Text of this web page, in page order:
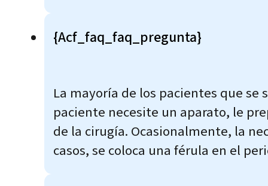
{acf_faq_faq_pregunta}
La mayoría de los pacientes que
paciente necesite un aparato, le
de la cirugía. Ocasionalmente, la
casos, se coloca una férula en el